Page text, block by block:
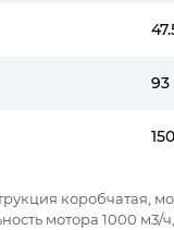
93
коробчатая,
мотора 1000